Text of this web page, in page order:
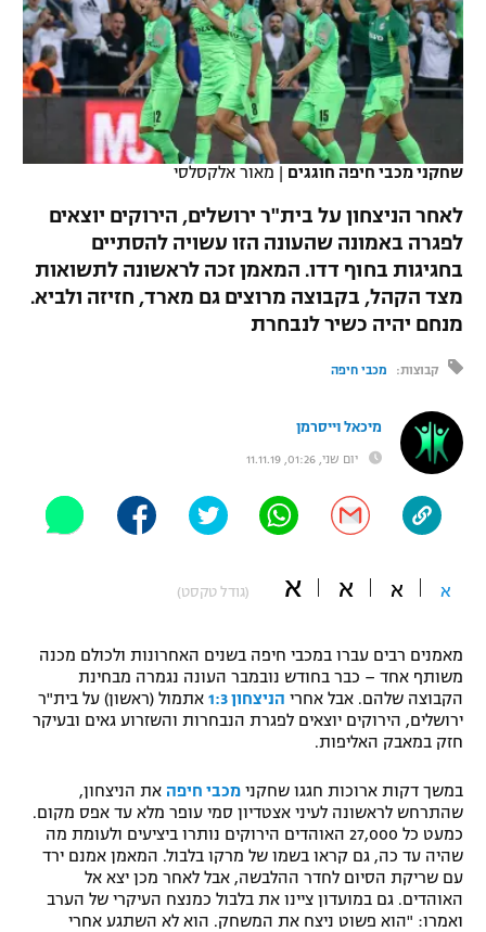
VOD
רץ ברשת
תוצאות
לוח שידורים
ברחבה
"מעל הליגה" – פודקאסט
"מחצית בשכונה" – פודקאסט
משתתפים וזוכים בפרסים
תקנון משתתפים וזוכים בפרסים
תקנון עבור פעילות אלקטרה
טניס
גיימינג E-Sports
תנאי שימוש
מדיניות פרטיות
נבחרת ישראל
מכבי חיפה
בית"ר ירושלים
מכבי תל אביב
הפועל תל אביב
הפועל חיפה
בני יהודה
ליגה ספרדית
ליגה איטלקית
ליגה צרפתית
ליגה הולנדית
ליגה סינית
ליגה ברזילאית
ליגות נוספות
כדורסל נשים
מכבי תל אביב
הפועל חולון
הפועל ירושלים
דני אבדיה
יורוליג
יורוקאפ
טניס
כדוריד
כדורעף
שחייה
ג'ודו
אגרוף
ספורט אולימפי
UFC
היאבקות WWE
אופניים
ספורט מוטורי
פוטבול אמריקאי NFL
בייסבול MLB
ספורט אתגרי ואקסטרים
אומנויות לחימה
גיימינג E-Sports
שחקני מכבי חיפה חוגגים | מאור אלקסלסי
לאחר הניצחון על בית"ר ירושלים, הירוקים יוצאים
לפגרה באמונה שהעונה הזו עשויה להסתיים
בחגיגות בחוף דדו. המאמן זכה לראשונה לתשואות
מצד הקהל, בקבוצה מרוצים גם מארד, חזיזה ולביא.
מנחם יהיה כשיר לנבחרת
קבוצות: מכבי חיפה
מיכאל וייסרמן
יום שני, 01:26, 11.11.19
א א א א (גודל טקסט)
מאמנים רבים עברו במכבי חיפה בשנים האחרונות ולכולם מכנה
משותף אחד – כבר בחודש נובמבר העונה נגמרה מבחינת
הקבוצה שלהם. אבל אחרי הניצחון 1:3
אתמול (ראשון) על בית"ר
ירושלים, הירוקים יוצאים לפגרת הנבחרות והשזרוע גאים ובעיקר
חזק במאבק האליפות.
במשך דקות ארוכות חגגו שחקני מכבי חיפה את הניצחון,
שהתרחש לראשונה לעיני אצטדיון סמי עופר מלא עד אפס מקום.
כמעט כל 27,000 האוהדים הירוקים נותרו ביציעים ולעומת מה
שהיה עד כה, גם קראו בשמו של מרקו בלבול. המאמן אמנם ירד
עם שריקת הסיום לחדר ההלבשה, אבל לאחר מכן יצא אל
האוהדים. גם במועדון ציינו את בלבול כמנצח העיקרי של הערב
ואמרו: "הוא פשוט ניצח את המשחק. הוא לא השתגע אחרי